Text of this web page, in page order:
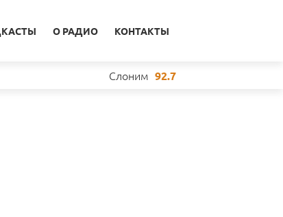
О РАДИО КОНТАКТЫ
Слоним 92.7